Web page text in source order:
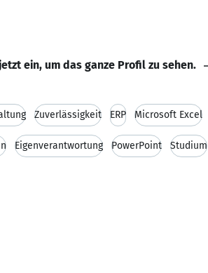
ein, um das ganze Profil zu sehen.
Zuverlässigkeit ERP Microsoft Excel
Eigenverantwortung PowerPoint Studium